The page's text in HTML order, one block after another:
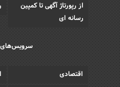
از رپورتاژ آگهی تا کمپین
رسانه ای
اقتصادی